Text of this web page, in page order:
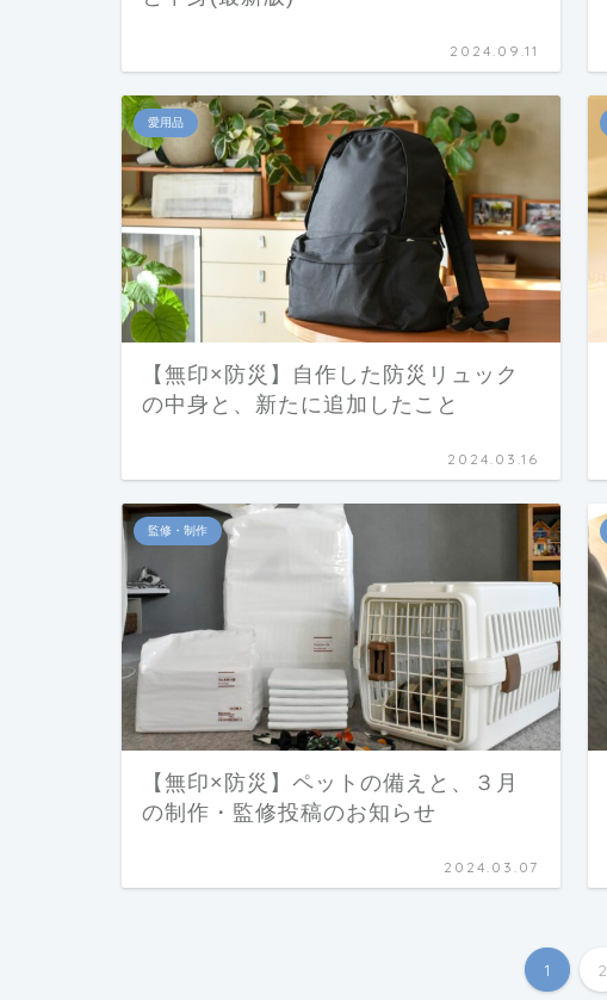
2024.09.11
愛用品
【無印×防災】自作した防災リュック
の中身と、新たに追加したこと
2024.03.16
監修・制作
【無印×防災】ペットの備えと、３月
の制作・監修投稿のお知らせ
2024.03.07
1 2